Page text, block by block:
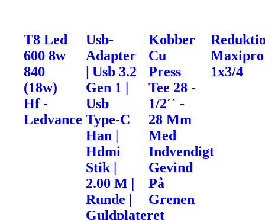
T8 Led
600 8w
840
(18w)
Hf -
Ledvance
Usb-
Adapter
| Usb 3.2
Gen 1 |
Usb
Type-C
Han |
Hdmi
Stik |
2.00 M |
Runde |
Guldplateret
Kobber
Cu
Press
Tee 28 -
1/2´´ -
28 Mm
Med
Indvendigt
Gevind
På
Grenen
Maxipro
1x3/4